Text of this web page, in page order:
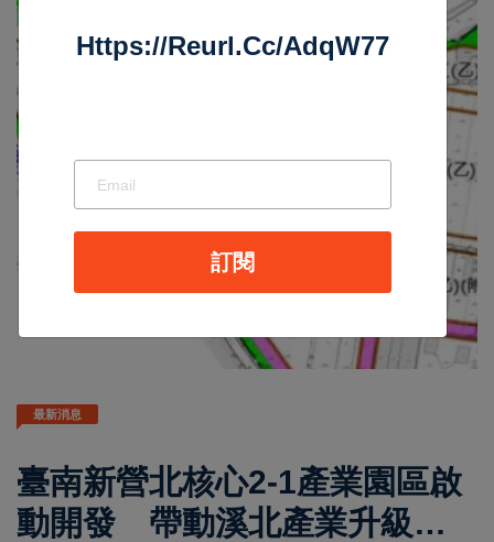
最新消息
臺南新營北核心2-1產業園區啟
動開發 帶動溪北產業升級與
Https://reurl.cc/adqW77
訂閱